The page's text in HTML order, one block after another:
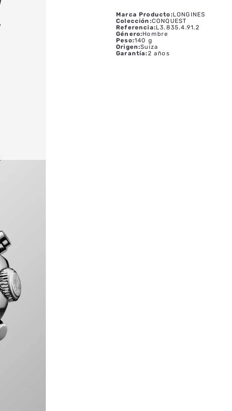
Marca Producto:LONGINES
Colección :CONQUEST
Referencia:L3.835.4.91.2
Género:Hombre
Peso:140 g
Origen:Suiza
Garantía:2 años